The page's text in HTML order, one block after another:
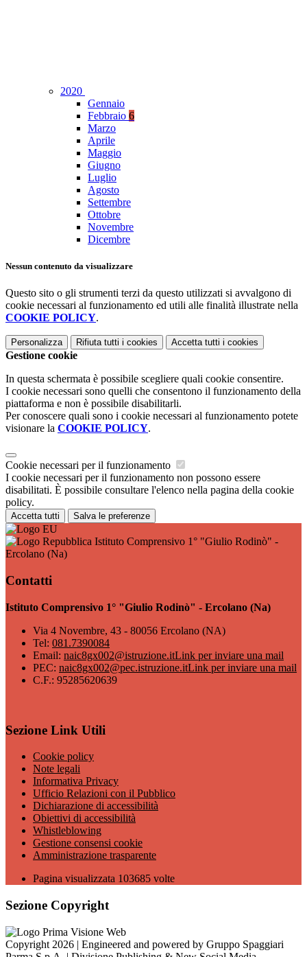
2020
Gennaio
Febbraio 6
Marzo
Aprile
Maggio
Giugno
Luglio
Agosto
Settembre
Ottobre
Novembre
Dicembre
Nessun contenuto da visualizzare
Questo sito o gli strumenti terzi da questo utilizzati si avvalgono di
cookie necessari al funzionamento ed utili alle finalità illustrate nella
COOKIE POLICY.
Personalizza Rifiuta tutti i cookies Accetta tutti i cookies
Gestione cookie
In questa schermata è possibile scegliere quali cookie consentire.
I cookie necessari sono quelli che consentono il funzionamento della
piattaforma e non è possibile disabilitarli.
Per conoscere quali sono i cookie necessari al funzionamento potete
visionare la COOKIE POLICY.
Cookie necessari per il funzionamento
I cookie necessari per il funzionamento non possono essere
disabilitati. È possibile consultare l'elenco nella pagina della cookie
policy.
Accetta tutti Salva le preferenze
Istituto Comprensivo 1° "Giulio Rodinò" -
Ercolano (Na)
Contatti
Istituto Comprensivo 1° "Giulio Rodinò" - Ercolano (Na)
Via 4 Novembre, 43 - 80056 Ercolano (NA)
Tel: 081.7390084
Email: naic8gx002@istruzione.itLink per inviare una mail
PEC: naic8gx002@pec.istruzione.itLink per inviare una mail
C.F.: 95285620639
Sezione Link Utili
Cookie policy
Note legali
Informativa Privacy
Ufficio Relazioni con il Pubblico
Dichiarazione di accessibilità
Obiettivi di accessibilità
Whistleblowing
Gestione consensi cookie
Amministrazione trasparente
Pagina visualizzata 103685 volte
Sezione Copyright
Copyright 2026 | Engineered and powered by Gruppo Spaggiari